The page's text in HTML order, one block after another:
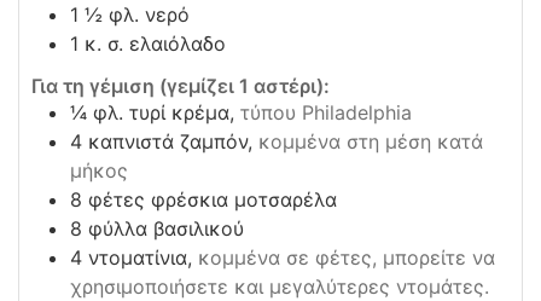
1 ½ φλ. νερό
1 κ. σ. ελαιόλαδο
Για τη γέμιση (γεμίζει 1 αστέρι):
¼ φλ. τυρί κρέμα, τύπου Philadelphia
4 καπνιστά ζαμπόν, κομμένα στη μέση κατά
μήκος
8 φέτες φρέσκια μοτσαρέλα
8 φύλλα βασιλικού
4 ντοματίνια, κομμένα σε φέτες, μπορείτε να
χρησιμοποιήσετε και μεγαλύτερες ντομάτες.